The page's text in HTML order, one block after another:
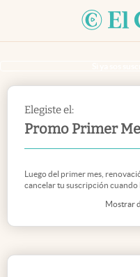
Elegiste el:
Promo Primer
Mostrar
Luego del primer mes,
cancelar tu suscripción cuando